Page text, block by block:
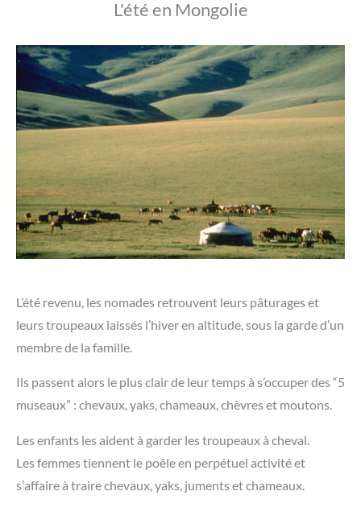
L'été en Mongolie
L’été revenu, les nomades retrouvent leurs pâturages et
leurs troupeaux laissés l’hiver en altitude, sous la garde d’un
membre de la famille.
Ils passent alors le plus clair de leur temps à s’occuper des “5
museaux” : chevaux, yaks, chameaux, chèvres et moutons.
Les enfants les aident à garder les troupeaux à cheval.
Les femmes tiennent le poêle en perpétuel activité et
s’affaire à traire chevaux, yaks, juments et chameaux.